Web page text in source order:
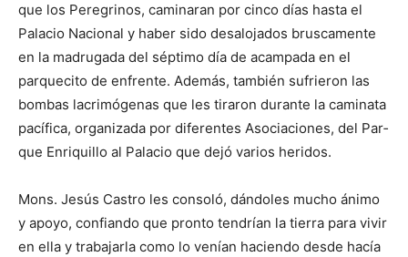
que los Peregrinos, caminaran por cinco días hasta el
Palacio Nacional y haber sido desalojados bruscamente
en la ma­drugada del séptimo día de acampada en el
parquecito de enfrente. Además, también su­frieron las
bombas la­crimógenas que les tiraron durante la ca­mi­nata
pacífica, or­ga­nizada por diferentes Asocia­ciones, del Par­
que Enriquillo al Palacio que dejó varios heridos.
Mons. Jesús Castro les consoló, dándoles mu­cho ánimo
y apoyo, confiando que pronto tendrían la tierra para vivir
en ella y trabajarla como lo venían ha­ciendo desde hacía